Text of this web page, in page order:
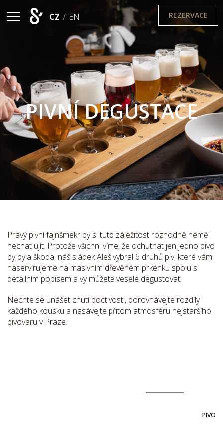
CZ / EN REZERVACE
PIVNÍ DEGUSTACE
Pravý pivní fajnšmekr by si tuto záležitost rozhodně neměl
nechat ujít. Protože všichni víme, že ochutnat jen jedno pivo
by byla škoda, náš sládek Aleš vybral 6 druhů piv, které vám
naservírujeme na masivním dřevěném prkénku spolu s
detailním popisem a vy můžete vesele degustovat.
Nechte se unášet chutí poctivosti, porovnávejte rozdíly
každého kousku a nasávejte přitom atmosféru nejstaršího
pivovaru v Praze.
PIVO